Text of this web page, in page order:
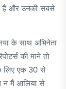
हैं और उनकी सबसे
के साथ अभिनेता
की माने तो
लिए एक 30 से
न मैं आलिया से